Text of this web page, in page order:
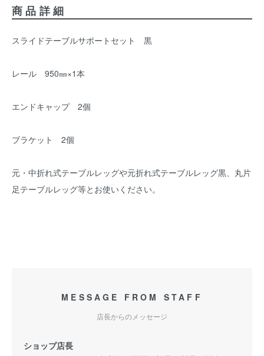
商品詳細
スライドテーブルサポートセット 黒
レール 950㎜×1本
エンドキャップ 2個
ブラケット 2個
元・中折れ式テーブルレッグや元折れ式テーブルレッグ黒、丸片
足テーブルレッグ等とお使いください。
MESSAGE FROM STAFF
店長からのメッセージ
ショップ店長